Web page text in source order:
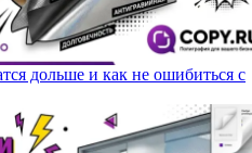
дольше и как не ошибиться с